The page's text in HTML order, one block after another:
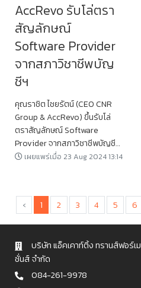
AccRevo รับโล่ตรา
สัญลักษณ์
Software Provider
จากสภาวิชาชีพบัญ
ชีฯ
คุณราชิต ไชยรัตน์ (CEO CNR
Group & AccRevo) ขึ้นรับโล่
ตราสัญลักษณ์ Software
Provider จากสภาวิชาชีพบัญชีฯ
พร้อมเสวนาในหัวข้อ “การ
สำหรับนักบัญชีและผู้ประกอบ
ธุรกิจขนาดกลาง ขนาดย่อม และ
ขนาดย่อย (MSMEs)”
เผยแพร่เมื่อ 23 Aug 2024 13:14
‹ 1 2 3 4 5 6
บริษัท แอ็คเคาท์ติ้ง ทรานส์ฟอร์เม
ชั่นส์ จำกัด
084-261-9978